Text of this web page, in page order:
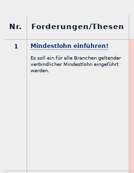
Nr. Forderungen/Thesen
1 Mindestlohn einführen!
Es soll ein für alle Branchen geltender
verbindlicher Mindestlohn eingeführt
werden.